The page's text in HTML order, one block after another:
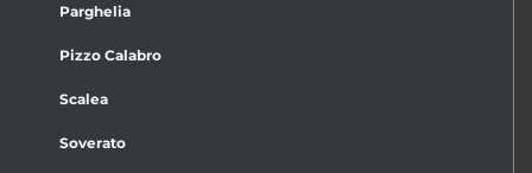
Parghelia
Pizzo Calabro
Scalea
Soverato